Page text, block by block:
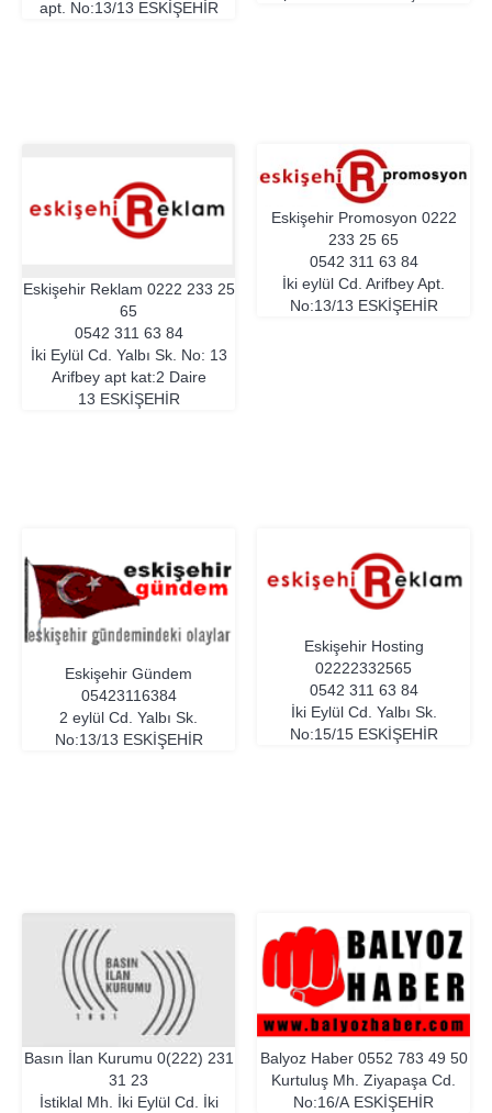
apt. No:13/13 ESKIŞEHIR
Eskişehir Reklam 0222 233 25
65
0542 311 63 84
İki Eylül Cd. Yalbı Sk. No: 13
Arifbey apt kat:2 Daire
13 ESKIŞEHIR
Eskişehir Promosyon 0222
233 25 65
0542 311 63 84
İki eylül Cd. Arifbey Apt.
No:13/13 ESKIŞEHIR
Eskişehir Gündem
05423116384
2 eylül Cd. Yalbı Sk.
No:13/13 ESKIŞEHIR
Eskişehir Hosting
02222332565
0542 311 63 84
İki Eylül Cd. Yalbı Sk.
No:15/15 ESKIŞEHIR
Basın İlan Kurumu 0(222) 231
31 23
İstiklal Mh. İki Eylül Cd. İki
Balyoz Haber 0552 783 49 50
Kurtuluş Mh. Ziyapaşa Cd.
No:16/A ESKIŞEHIR